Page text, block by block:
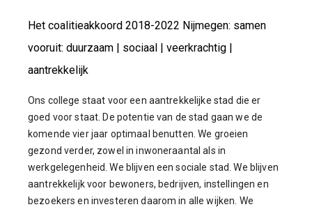
Het coalitieakkoord 2018-2022 Nijmegen: samen
vooruit: duurzaam | sociaal | veerkrachtig |
aantrekkelijk
Ons college staat voor een aantrekkelijke stad die er
goed voor staat. De potentie van de stad gaan we de
komende vier jaar optimaal benutten. We groeien
gezond verder, zowel in inwoneraantal als in
werkgelegenheid. We blijven een sociale stad. We blijven
aantrekkelijk voor bewoners, bedrijven, instellingen en
bezoekers en investeren daarom in alle wijken. We